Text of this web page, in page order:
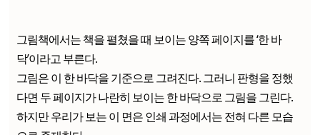
그림책에서는 책을 펼쳤을 때 보이는 양쪽 페이지를 ‘한 바
닥’이라고 부른다.
그림은 이 한 바닥을 기준으로 그려진다. 그러니 판형을 정했
다면 두 페이지가 나란히 보이는 한 바닥으로 그림을 그린다.
하지만 우리가 보는 이 면은 인쇄 과정에서는 전혀 다른 모습